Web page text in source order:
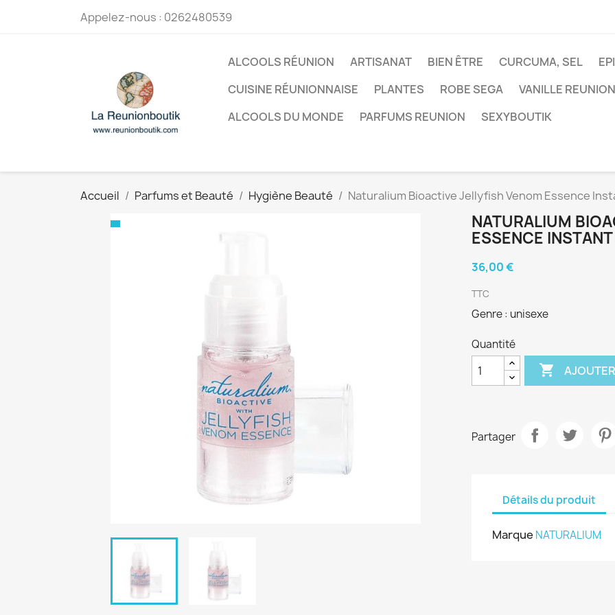
Appelez-nous : 0262480539
ALCOOLS RÉUNION ARTISANAT BIEN ÊTRE CURCUMA, SEL
CUISINE RÉUNIONNAISE
PLANTES ROBE SEGA VANILLE REUNION
ALCOOLS DU MONDE
PARFUMS REUNION SEXYBOUTIK
Accueil Parfums et Beauté Hygiène Beauté Naturalium Bioactive Jellyfish Venom Essence
NATURALIUM
ESSENCE
36,00 €
TTC
Genre : unisexe
Quantité

Partager
Détails du produit
Marque NATURALIUM